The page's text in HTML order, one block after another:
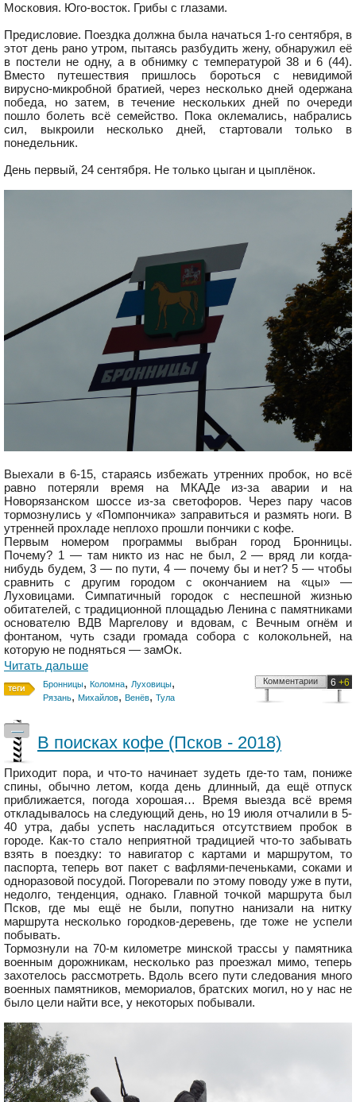
Московия. Юго-восток. Грибы с глазами.
Предисловие. Поездка должна была начаться 1-го сентября, в
этот день рано утром, пытаясь разбудить жену, обнаружил её
в постели не одну, а в обнимку с температурой 38 и 6 (44).
Вместо путешествия пришлось бороться с невидимой
вирусно-микробной братией, через несколько дней одержана
победа, но затем, в течение нескольких дней по очереди
пошло болеть всё семейство. Пока оклемались, набрались
сил, выкроили несколько дней, стартовали только в
понедельник.
День первый, 24 сентября. Не только цыган и цыплёнок.
Выехали в 6-15, стараясь избежать утренних пробок, но всё
равно потеряли время на МКАДе из-за аварии и на
Новорязанском шоссе из-за светофоров. Через пару часов
тормознулись у «Помпончика» заправиться и размять ноги. В
утренней прохладе неплохо прошли пончики с кофе.
Первым номером программы выбран город Бронницы.
Почему? 1 — там никто из нас не был, 2 — вряд ли когда-
нибудь будем, 3 — по пути, 4 — почему бы и нет? 5 — чтобы
сравнить с другим городом с окончанием на «цы» —
Луховицами. Симпатичный городок с неспешной жизнью
обитателей, с традиционной площадью Ленина с памятниками
основателю ВДВ Маргелову и вдовам, с Вечным огнём и
фонтаном, чуть сзади громада собора с колокольней, на
которую не подняться — замОк.
Читать дальше
Бронницы, Коломна, Луховицы,
Рязань, Михайлов, Венёв, Тула
6 +6
Комментарии
—
В поисках кофе (Псков - 2018)
Приходит пора, и что-то начинает зудеть где-то там, пониже
спины, обычно летом, когда день длинный, да ещё отпуск
приближается, погода хорошая… Время выезда всё время
откладывалось на следующий день, но 19 июля отчалили в 5-
40 утра, дабы успеть насладиться отсутствием пробок в
городе. Как-то стало неприятной традицией что-то забывать
взять в поездку: то навигатор с картами и маршрутом, то
паспорта, теперь вот пакет с вафлями-печеньками, соками и
одноразовой посудой. Погоревали по этому поводу уже в пути,
недолго, тенденция, однако. Главной точкой маршрута был
Псков, где мы ещё не были, попутно нанизали на нитку
маршрута несколько городков-деревень, где тоже не успели
побывать.
Тормознули на 70-м километре минской трассы у памятника
военным дорожникам, несколько раз проезжал мимо, теперь
захотелось рассмотреть. Вдоль всего пути следования много
военных памятников, мемориалов, братских могил, но у нас не
было цели найти все, у некоторых побывали.